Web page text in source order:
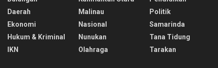
Daerah
Ekonomi
Hukum & Kriminal
IKN
Malinau
Nasional
Nunukan
Olahraga
Politik
Samarinda
Tana Tidung
Tarakan